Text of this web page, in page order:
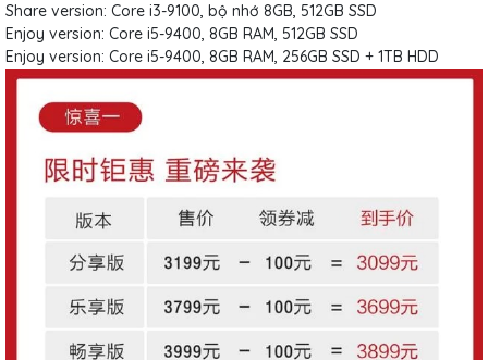
Share version: Core i3-9100, bộ nhớ 8GB, 512GB SSD
Enjoy version: Core i5-9400, 8GB RAM, 512GB SSD
Enjoy version: Core i5-9400, 8GB RAM, 256GB SSD + 1TB HDD